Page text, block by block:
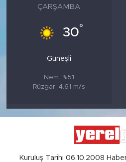
ÇARŞAMBA
30°
Güneşli
Nem: %51
Rüzgar: 4.61 m/s
Kuruluş Tarihi 06.10.2008